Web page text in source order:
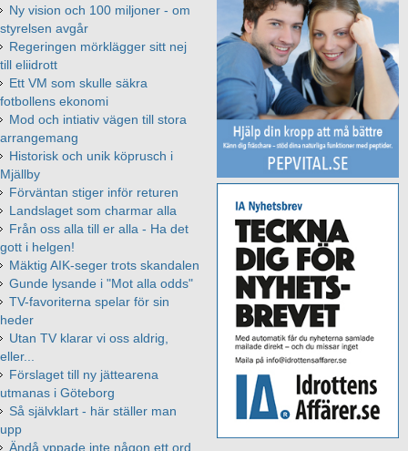
Ny vision och 100 miljoner - om
styrelsen avgår
Regeringen mörklägger sitt nej
till eliidrott
Ett VM som skulle säkra
fotbollens ekonomi
Mod och intiativ vägen till stora
arrangemang
Historisk och unik köprusch i
Mjällby
Förväntan stiger inför returen
Landslaget som charmar alla
Från oss alla till er alla - Ha det
gott i helgen!
Mäktig AIK-seger trots skandalen
Gunde lysande i "Mot alla odds"
TV-favoriterna spelar för sin
heder
Utan TV klarar vi oss aldrig,
eller...
Förslaget till ny jättearena
utmanas i Göteborg
Så självklart - här ställer man
upp
Ändå yppade inte någon ett ord